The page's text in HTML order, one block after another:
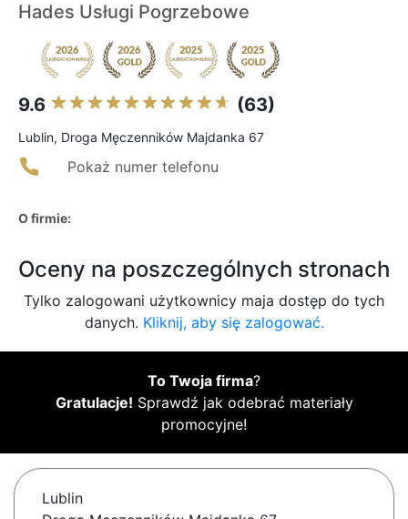
Hades Usługi Pogrzebowe
9.6 (63)
Lublin, Droga Męczenników Majdanka 67
Pokaż numer telefonu
O firmie:
Oceny na poszczególnych stronach
Tylko zalogowani użytkownicy maja dostęp do tych
danych. Kliknij, aby się zalogować.
To Twoja firma?
Gratulacje! Sprawdź jak odebrać materiały
promocyjne!
Lublin